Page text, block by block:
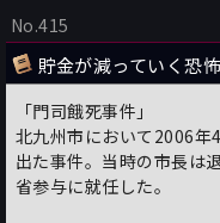
映像化もされているよ
そちらに当たられると良
ーーーーー
No.415
貯金が減っていく恐
「門司餓死事件」
北九州市において2006年
出た事件。当時の市長は
省参与に就任した。